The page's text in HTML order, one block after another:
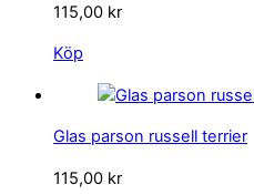
115,00 kr
Köp
Glas parson russell terrier
115,00 kr